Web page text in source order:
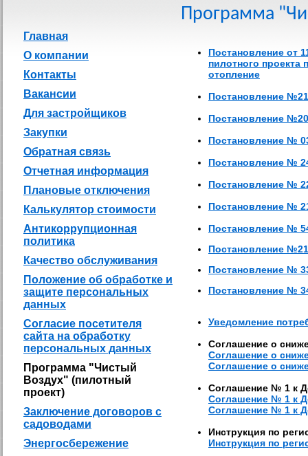
Главная
О компании
Контакты
Вакансии
Для застройщиков
Закупки
Обратная связь
Отчетная информация
Плановые отключения
Калькулятор стоимости
Антикоррупционная
политика
Качество обслуживания
Положение об обработке и
защите персональных
данных
Согласие посетителя
сайта на обработку
персональных данных
Программа "Чистый
Воздух" (пилотный
проект)
Заключение договоров с
садоводами
Энергосбережение
Программа
Постановление от
пилотного проекта
отопление
Постановление
Постановление
Постановление №
Постановление №
Постановление №
Постановление №
Постановление №
Постановление
Постановление №
Постановление №
Уведомление
Соглашение о
Соглашение о
Соглашение о
Соглашение № 1 к
Соглашение № 1 к
Соглашение № 1 к
Инструкция по
Инструкция по